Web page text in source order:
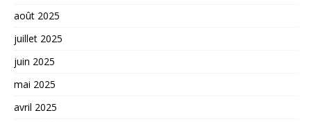
août 2025
juillet 2025
juin 2025
mai 2025
avril 2025